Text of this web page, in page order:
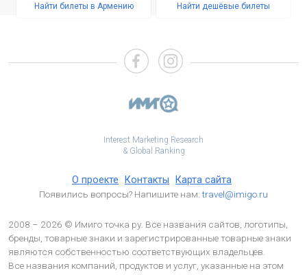
Найти билеты в Армению Найти дешёвые билеты
Interest Marketing Research
& Global Ranking
О проекте Контакты Карта сайта
Появились вопросы? Напишите нам:travel@imigo.ru
2008 – 2026 © Имиго точка ру. Все названия сайтов, логотипы,
бренды, товарные знаки и зарегистрированные товарные знаки
являются собственностью соответствующих владельцев.
Все названия компаний, продуктов и услуг, указанные на этом